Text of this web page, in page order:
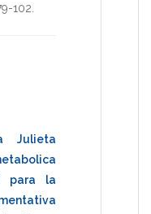
102
Julieta
para la